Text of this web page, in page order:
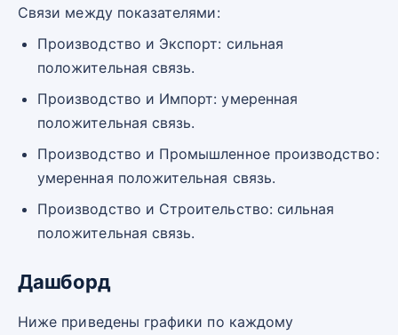
Связи между показателями:
Производство и Экспорт: сильная
положительная связь.
Производство и Импорт: умеренная
положительная связь.
Производство и Промышленное производство:
умеренная положительная связь.
Производство и Строительство: сильная
положительная связь.
Дашборд
Ниже приведены графики по каждому